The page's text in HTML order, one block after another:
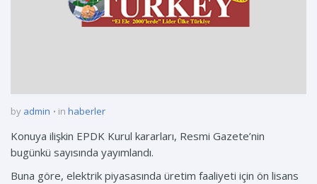
by admin in haberler
Konuya ilişkin EPDK Kurul kararları, Resmi Gazete’nin
bugünkü sayısında yayımlandı.
Buna göre, elektrik piyasasında üretim faaliyeti için ön lisans